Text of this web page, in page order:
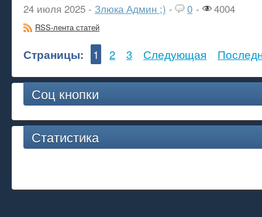
24 июля 2025 - Злюка Админ ;) - 0 - 4004
RSS-лента статей
Страницы: 1 2 3 Следующая
Соц кнопки
Статистика